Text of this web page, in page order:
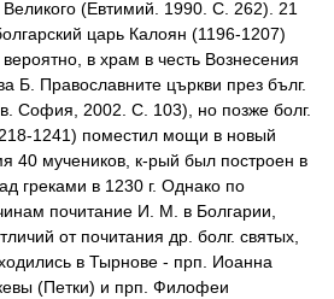
(Евтимий. 1990. С. 262). 21
царь Калоян (1196-1207)
в храм в честь Вознесения
Б. Православните църкви през бълг.
София, 2002. С. 103), но позже болг.
1241) поместил мощи в новый
40 мучеников, к-рый был построен в
греками в 1230 г. Однако по
почитание И. М. в Болгарии,
от почитания др. болг. святых,
в Тырнове - прп. Иоанна
(Петки) и прп. Филофеи